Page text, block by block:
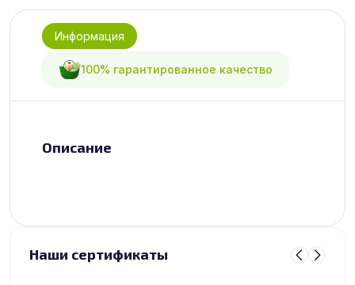
Информация
100% гарантированное качество
Описание
Наши сертификаты